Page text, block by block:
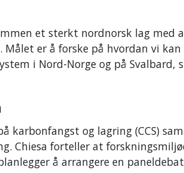
et sterkt nordnorsk lag med
er å forske på hvordan vi kan
i Nord-Norge og på Svalbard,
karbonfangst og lagring (CCS)
Chiesa forteller at
å arrangere en